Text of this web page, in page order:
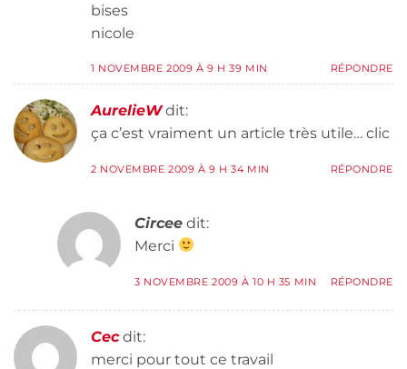
bises
nicole
1 NOVEMBRE 2009 À 9 H 39 MIN RÉPONDRE
AurelieW dit:
ça c’est vraiment un article très utile… clic
2 NOVEMBRE 2009 À 9 H 34 MIN RÉPONDRE
Circee dit:
Merci
3 NOVEMBRE 2009 À 10 H 35 MIN RÉPONDRE
Cec dit:
merci pour tout ce travail